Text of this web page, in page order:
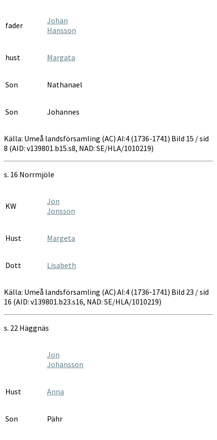
fader
Johan
Hansson
hust Margata
Son Nathanael
Son Johannes
Källa: Umeå landsförsamling (AC) AI:4 (1736-1741) Bild 15 / sid
8 (AID: v139801.b15.s8, NAD: SE/HLA/1010219)
s. 16 Norrmjöle
KW
Jon
Jonsson
Hust Margeta
Dott Lisabeth
Källa: Umeå landsförsamling (AC) AI:4 (1736-1741) Bild 23 / sid
16 (AID: v139801.b23.s16, NAD: SE/HLA/1010219)
s. 22 Häggnäs
Jon
Johansson
Hust Anna
Son Pähr